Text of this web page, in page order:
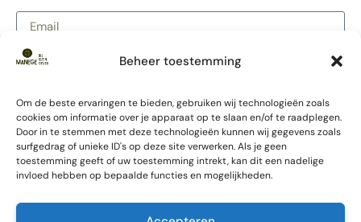
Beheer toestemming
Om de beste ervaringen te bieden, gebruiken wij technologieën zoals
cookies om informatie over je apparaat op te slaan en/of te raadplegen.
Door in te stemmen met deze technologieën kunnen wij gegevens zoals
surfgedrag of unieke ID's op deze site verwerken. Als je geen
toestemming geeft of uw toestemming intrekt, kan dit een nadelige
invloed hebben op bepaalde functies en mogelijkheden.
AANMELDEN
Partycentrum
Trouwlocatie
Ponykamp
Survivalkamp
Schoolkamp
Accommodatie